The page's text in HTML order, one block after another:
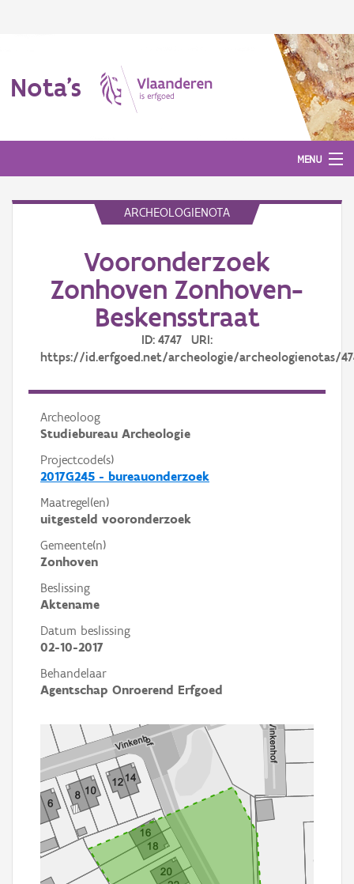
Nota's
MENU
ARCHEOLOGIENOTA
Vooronderzoek
Zonhoven Zonhoven-
Beskensstraat
ID: 4747 URI:
https://id.erfgoed.net/archeologie/archeologienotas/
Archeoloog
Studiebureau Archeologie
Projectcode(s)
2017G245 - bureauonderzoek
Maatregel(en)
uitgesteld vooronderzoek
Gemeente(n)
Zonhoven
Beslissing
Aktename
Datum beslissing
02-10-2017
Behandelaar
Agentschap Onroerend Erfgoed